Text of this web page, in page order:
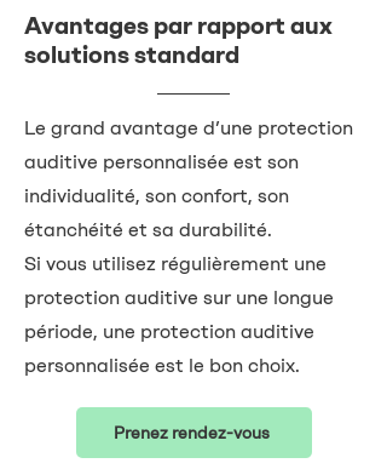
Avantages par rapport aux
solutions standard
Le grand avantage d’une protection
auditive personnalisée est son
individualité, son confort, son
étanchéité et sa durabilité.
Si vous utilisez régulièrement une
protection auditive sur une longue
période, une protection auditive
personnalisée est le bon choix.
Prenez rendez-vous